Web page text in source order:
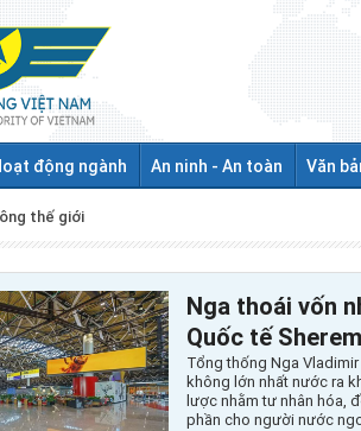
động ngành An ninh - An toàn Văn
thế giới
Nga thoái vốn
Quốc tế
Tổng thống Nga
không lớn nhất nước ra
lược nhằm tư nhân hóa,
phần cho người nước